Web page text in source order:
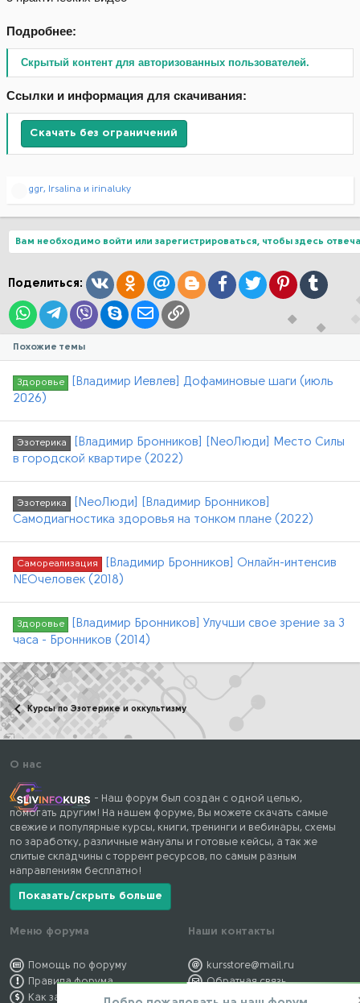
Подробнее:
Скрытый контент для авторизованных пользователей.
Ссылки и информация для скачивания:
Скачать без ограничений
Р
ц
и
:
ggr, Irsalina и irinaluky
Вам необходимо войти или зарегистрироваться, чтобы здесь
Поделиться: ВконтактеОдноклассники
Mail.ruBloggerFacebook
TwitterPinterestTumblr
WhatsAppTelegram
ViberSkypeЭлектронная почта
Ссылка
Похожие темы
Здоровье
[Владимир Иевлев] Дофаминовые шаги (июль
2026)
Эзотерика
[Владимир Бронников] [NeoЛюди] Место Силы
в городской квартире (2022)
Эзотерика
[NeoЛюди] [Владимир Бронников]
Самодиагностика здоровья на тонком плане (2022)
Самореализация
[Владимир Бронников] Онлайн-интенсив
NEOчеловек (2018)
Здоровье
[Владимир Бронников] Улучши свое зрение за 3
часа - Бронников (2014)
Курсы по Эзотерике и оккультизму
О нас
- Наш форум был создан с одной целью,
помогать другим! На нашем форуме, Вы можете скачать самые
свежие и популярные курсы, книги, тренинги и вебинары, схемы
по заработку, различные мануалы и готовые кейсы, а так же
слитые складчины с торрент ресурсов, по самым разным
направлениям бесплатно!
Показать/скрыть больше
Меню форума
Помощь по форуму
Правила форума
Как заработать
Наши контакты
kursstore@mail.ru
Обратная связь
Конфиденциальность